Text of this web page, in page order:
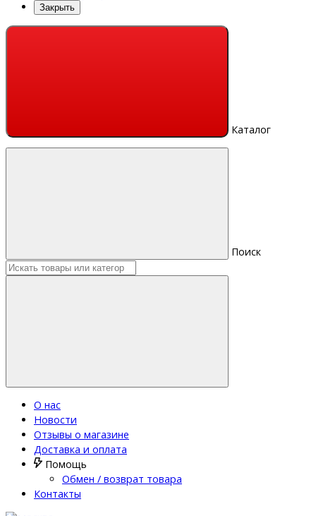
Закрыть
Каталог
Поиск
О нас
Новости
Отзывы о магазине
Доставка и оплата
Помощь
Обмен / возврат товара
Контакты